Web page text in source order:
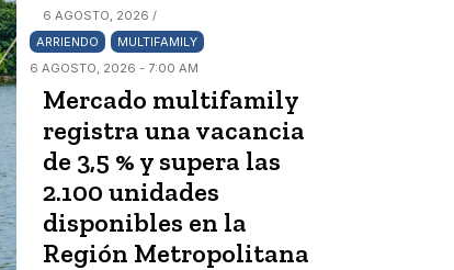
6 AGOSTO, 2026 /
ARRIENDO
MULTIFAMILY
6 AGOSTO, 2026 - 7:00 AM
Mercado multifamily
registra una vacancia
de 3,5 % y supera las
2.100 unidades
disponibles en la
Región Metropolitana